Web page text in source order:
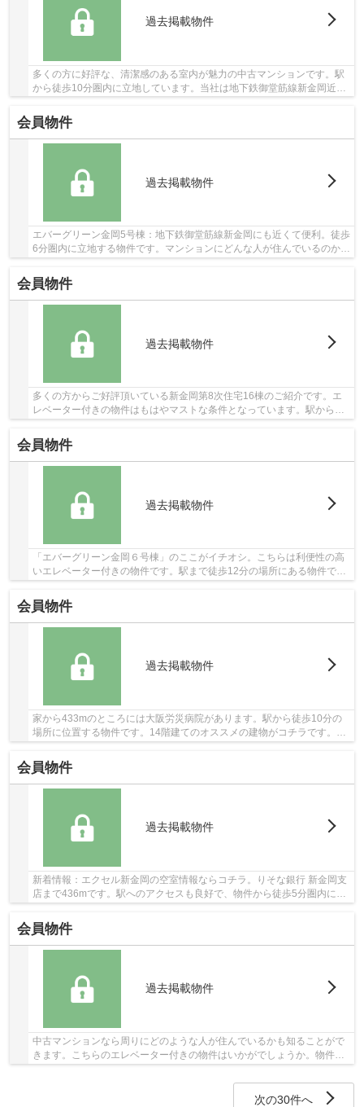
過去掲載物件
多くの方に好評な、清潔感のある室内が魅力の中古マンションです。駅
から徒歩10分圏内に立地しています。当社は地下鉄御堂筋線新金岡近郊
会員物件
過去掲載物件
エバーグリーン金岡5号棟：地下鉄御堂筋線新金岡にも近くて便利。徒歩
6分圏内に立地する物件です。マンションにどんな人が住んでいるのかも
会員物件
過去掲載物件
多くの方からご好評頂いている新金岡第8次住宅16棟のご紹介です。エ
レベーター付きの物件はもはやマストな条件となっています。駅から徒
会員物件
過去掲載物件
「エバーグリーン金岡６号棟」のここがイチオシ。こちらは利便性の高
いエレベーター付きの物件です。駅まで徒歩12分の場所にある物件で
会員物件
過去掲載物件
家から433mのところには大阪労災病院があります。駅から徒歩10分の
場所に位置する物件です。14階建てのオススメの建物がコチラです。エ
会員物件
過去掲載物件
新着情報：エクセル新金岡の空室情報ならコチラ。りそな銀行 新金岡支
店まで436mです。駅へのアクセスも良好で、物件から徒歩5分圏内に駅
がございます。あると何かと便利な、エレベー...
会員物件
過去掲載物件
中古マンションなら周りにどのような人が住んでいるかも知ることがで
きます。こちらのエレベーター付きの物件はいかがでしょうか。物件か
ら徒歩3分の場所に駅があれば便利ですね。住民...
次の30件へ